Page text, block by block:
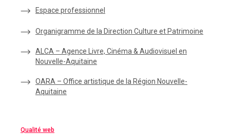
Espace professionnel
Organigramme de la Direction Culture et Patrimoine
ALCA – Agence Livre, Cinéma & Audiovisuel en
Nouvelle-Aquitaine
OARA – Office artistique de la Région Nouvelle-
Aquitaine
Qualité web